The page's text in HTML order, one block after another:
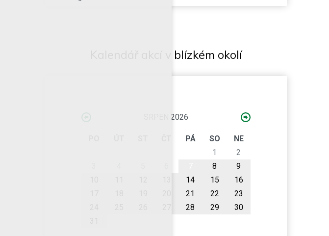
Kalendář akcí v blízkém okolí
SRPEN 2026
PÁ SO
NE
1
2
8
9
14 15
16
21 22
23
28 29
30